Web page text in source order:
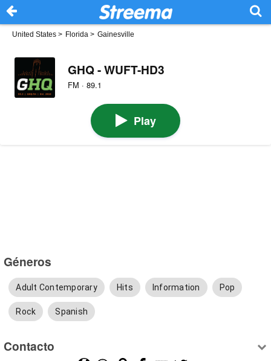
United States > Florida > Gainesville
GHQ - WUFT-HD3
FM · 89.1
Play
Géneros
Adult Contemporary Hits Information Pop
Rock Spanish
Contacto